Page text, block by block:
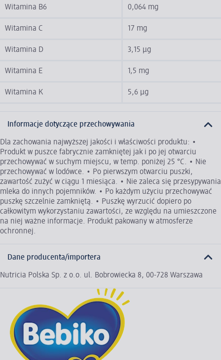
Witamina B6 0,064 mg
Witamina C 17 mg
Witamina D 3,15 µg
Witamina E 1,5 mg
Witamina K 5,6 µg
Informacje dotyczące przechowywania
Dla zachowania najwyższej jakości i właściwości produktu: •
Produkt w puszce fabrycznie zamkniętej jak i po jej otwarciu
przechowywać w suchym miejscu, w temp. poniżej 25 °C. • Nie
przechowywać w lodówce. • Po pierwszym otwarciu puszki,
zawartość zużyć w ciągu 1 miesiąca. • Nie zaleca się przesypywania
mleka do innych pojemników. • Po każdym użyciu przechowywać
puszkę szczelnie zamkniętą. • Puszkę wyrzucić dopiero po
całkowitym wykorzystaniu zawartości, ze względu na umieszczone
na niej ważne informacje. Produkt pakowany w atmosferze
ochronnej.
Dane producenta/importera
Nutricia Polska Sp. z o.o. ul. Bobrowiecka 8, 00-728 Warszawa